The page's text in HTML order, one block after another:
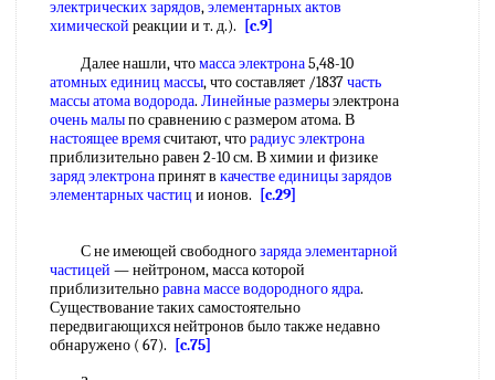
электрических зарядов,элементарных актов
химической реакции и т. д.).
[c.9]
Далее нашли, чтомасса электрона5,48-10
атомных единиц массы, что составляет /1837часть
массыатома водорода. Линейные размерыэлектрона
очень малыпо сравнению с размером атома. В
настоящее времясчитают, чторадиус электрона
приблизительно равен 2-10 см. В химии и физике
заряд электронапринят в качестве единицызарядов
элементарных частиц и ионов. [c.29]
С не имеющей свободногозаряда элементарной
частицей — нейтроном, масса которой
приблизительноравна массеводородного ядра.
Существование таких самостоятельно
передвигающихся нейтронов было также недавно
обнаружено ( 67).
[c.75]